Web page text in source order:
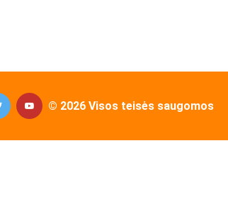
© 2026 Visos teisės saugomos